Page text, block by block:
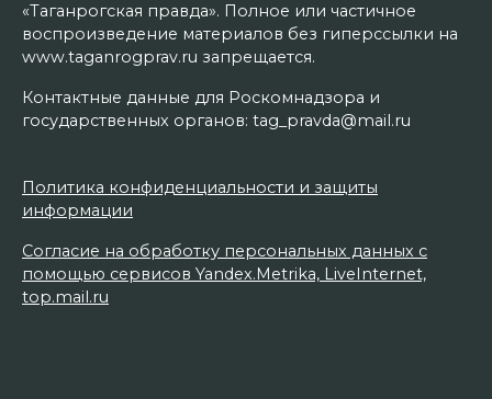
«Таганрогская правда». Полное или частичное
воспроизведение материалов без гиперссылки на
www.taganrogprav.ru запрещается.
Контактные данные для Роскомнадзора и
государственных органов: tag_pravda@mail.ru
Политика конфиденциальности и защиты
информации
Согласие на обработку персональных данных с
помощью сервисов Yandex.Metrika, LiveInternet,
top.mail.ru